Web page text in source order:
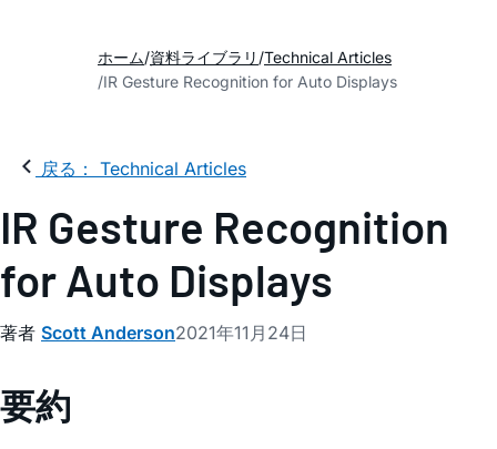
ホーム 資料ライブラリ Technical Articles
IR Gesture Recognition for Auto Displays
戻る： Technical Articles
IR Gesture Recognition
for Auto Displays
著者 Scott Anderson2021年11月24日
要約